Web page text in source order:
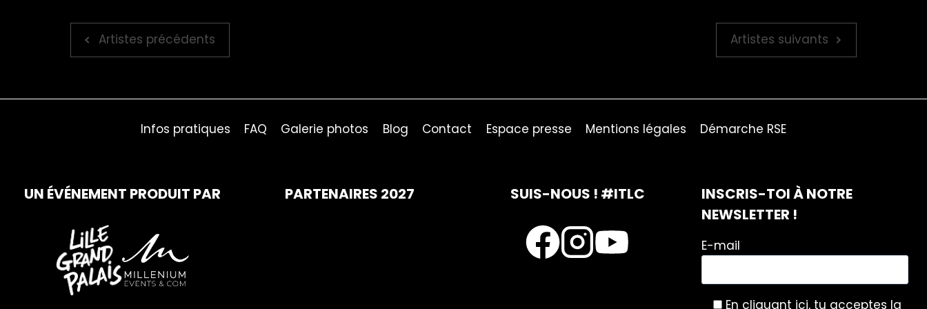
Artistes précédents Artistes suivants
Infos pratiques FAQ Galerie photos Blog Contact Espace presse Mentions légales Démarche RSE
UN ÉVÉNEMENT PRODUIT PAR PARTENAIRES 2027 SUIS-NOUS ! #ITLC
INSCRIS-TOI À NOTRE
NEWSLETTER !
E-mail
En cliquant ici, tu acceptes la